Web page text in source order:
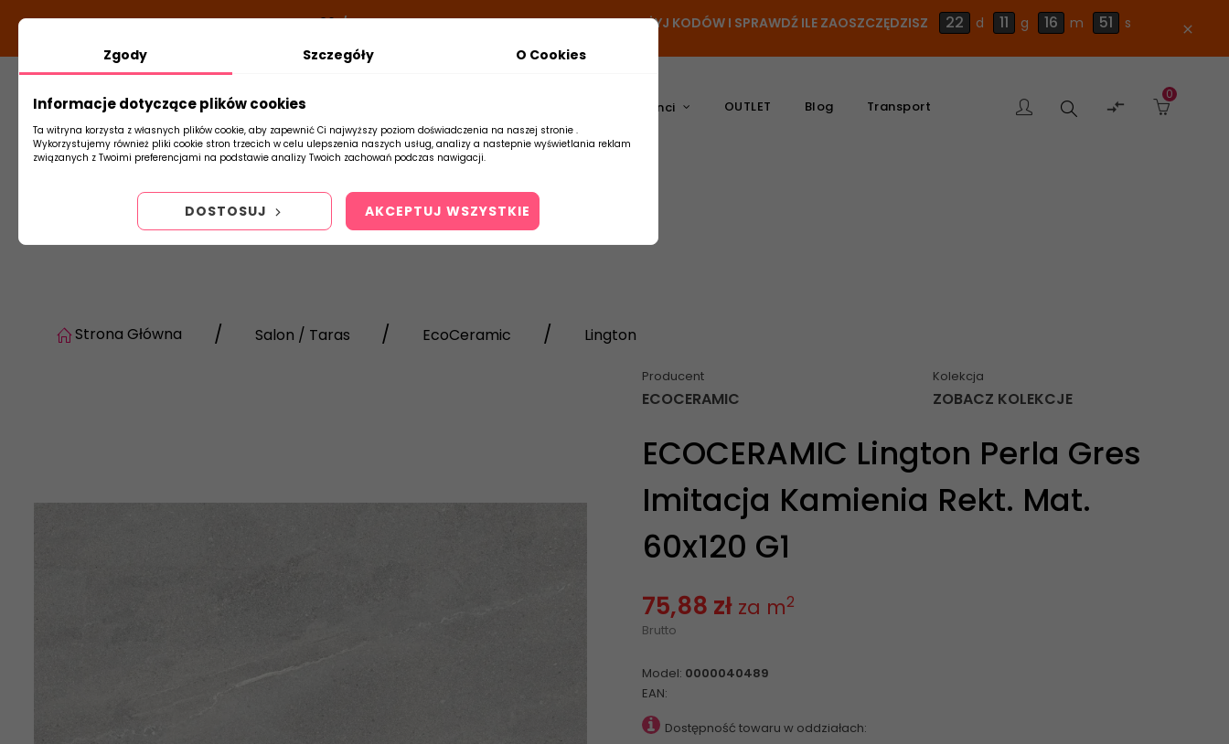
DODATKOWY RABAT Z KODEM:NEWLOOK26/TUBADZIN- DODAJ PRODUKT DO KOSZYKA, UŻYJ KODÓW I SPRAWDŹ ILE ZAOSZCZĘDZISZ 22 d 11 g 16 m 50 s close
Płytki Producenci OUTLET Blog Transport Szukaj 
0
Strona Główna Salon / Taras EcoCeramic Lington
Producent
ECOCERAMIC
Kolekcja
ZOBACZ KOLEKCJE
ECOCERAMIC Lington Perla Gres
Imitacja Kamienia Rekt. Mat.
60x120 G1
75,88 zł za m2
Brutto
Model: 0000040489
EAN:
Dostępność towaru w oddziałach:
Zgody Szczegóły O Cookies
Informacje dotyczące plików cookies
Ta witryna korzysta z własnych plików cookie, aby zapewnić Ci najwyższy poziom doświadczenia na naszej stronie .
Wykorzystujemy również pliki cookie stron trzecich w celu ulepszenia naszych usług, analizy a nastepnie wyświetlania reklam
związanych z Twoimi preferencjami na podstawie analizy Twoich zachowań podczas nawigacji.
DOSTOSUJ AKCEPTUJ WSZYSTKIE